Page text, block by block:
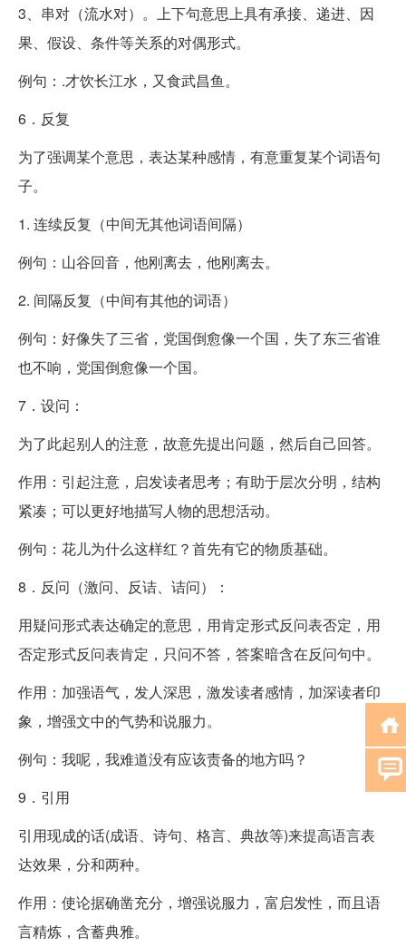
3、串对（流水对）。上下句意思上具有承接、递进、因
果、假设、条件等关系的对偶形式。
例句：.才饮长江水，又食武昌鱼。
6．反复
为了强调某个意思，表达某种感情，有意重复某个词语句
子。
1. 连续反复（中间无其他词语间隔）
例句：山谷回音，他刚离去，他刚离去。
2. 间隔反复（中间有其他的词语）
例句：好像失了三省，党国倒愈像一个国，失了东三省谁
也不响，党国倒愈像一个国。
7．设问：
为了此起别人的注意，故意先提出问题，然后自己回答。
作用：引起注意，启发读者思考；有助于层次分明，结构
紧凑；可以更好地描写人物的思想活动。
例句：花儿为什么这样红？首先有它的物质基础。
8．反问（激问、反诘、诘问）：
用疑问形式表达确定的意思，用肯定形式反问表否定，用
否定形式反问表肯定，只问不答，答案暗含在反问句中。
作用：加强语气，发人深思，激发读者感情，加深读者印
象，增强文中的气势和说服力。
例句：我呢，我难道没有应该责备的地方吗？
9．引用
引用现成的话(成语、诗句、格言、典故等)来提高语言表
达效果，分和两种。
作用：使论据确凿充分，增强说服力，富启发性，而且语
言精炼，含蓄典雅。